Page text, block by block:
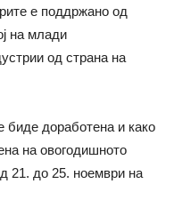
е поддржано од
на млади
од страна на
биде доработена и како
на овогодишното
21. до 25. ноември на